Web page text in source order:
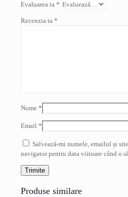
Evaluarea ta *
Recenzia ta *
Nume *
Email *
Salvează-mi numele, emailul și
navigator pentru data viitoare când o
Produse similare